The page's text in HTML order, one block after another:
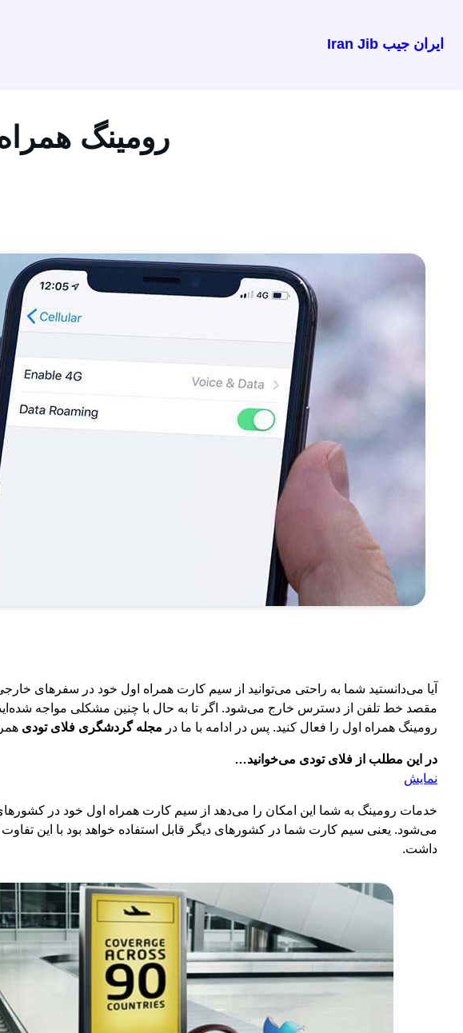
ایران جیب Iran Jib
رومینگ
آیا می‌دانستید شما به راحتی می‌توانید از سیم کارت همراه اول خود در سفرهای
مقصد خط تلفن از دسترس خارج می‌شود. اگر تا به حال با چنین مشکلی مواجه
رومینگ همراه اول را فعال کنید. پس در ادامه با ما در مجله گردشگری فلای تودی
در این مطلب از فلای تودی می‌خوانید…
نمایش
خدمات رومینگ به شما این امکان را می‌دهد از سیم کارت همراه اول خود در
می‌شود. یعنی سیم کارت شما در کشورهای دیگر قابل استفاده خواهد بود با این
داشت.